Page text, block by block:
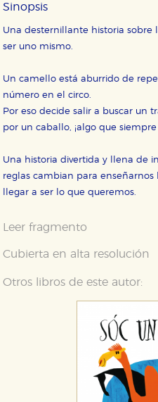
Sinopsis
Una desternillante historia
ser uno mismo.
Un camello está aburrido de
número en el circo.
Por eso decide salir a buscar un
por un caballo, ¡algo que
Una historia divertida y llena de
reglas cambian para
llegar a ser lo que queremos.
Leer fragmento
Cubierta en alta resolución
Otros libros de este autor:
HABILITAR TODO
Cookies necesarias
Estas cookies son
nuestro sistema. Es
navegador, pero en ese
áreas de nuestra web
correctamente.
Cookies de rendimiento
Estas cookies se utilizan
de navegación y